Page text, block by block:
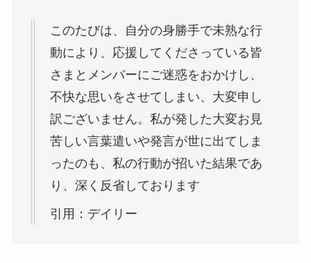
このたびは、自分の身勝手で未熟な行
動により、応援してくださっている皆
さまとメンバーにご迷惑をおかけし、
不快な思いをさせてしまい、大変申し
訳ございません。私が発した大変お見
苦しい言葉遣いや発言が世に出てしま
ったのも、私の行動が招いた結果であ
り、深く反省しております
引用：デイリー